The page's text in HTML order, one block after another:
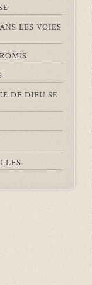
LES VOIES
DE DIEU SE